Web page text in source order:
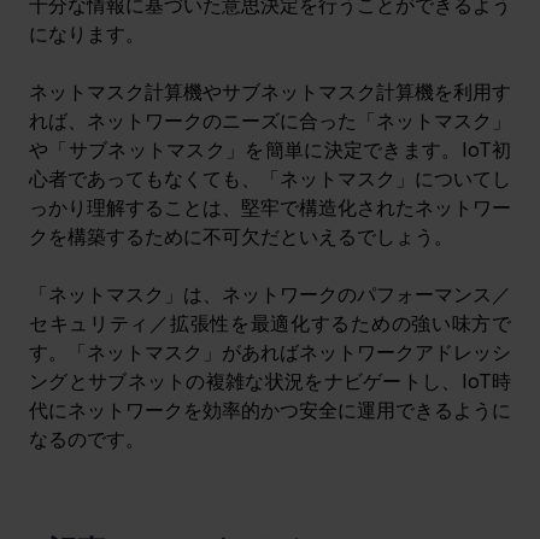
になります。
ネットマスク計算機やサブネットマスク計算機を利用す
れば、ネットワークのニーズに合った「ネットマスク」
や「サブネットマスク」を簡単に決定できます。IoT初
心者であってもなくても、「ネットマスク」についてし
っかり理解することは、堅牢で構造化されたネットワー
クを構築するために不可欠だといえるでしょう。
「ネットマスク」は、ネットワークのパフォーマンス／
セキュリティ／拡張性を最適化するための強い味方で
す。「ネットマスク」があればネットワークアドレッシ
ングとサブネットの複雑な状況をナビゲートし、IoT時
代にネットワークを効率的かつ安全に運用できるように
なるのです。